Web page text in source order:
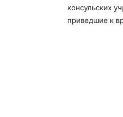
консульских
приведшие к